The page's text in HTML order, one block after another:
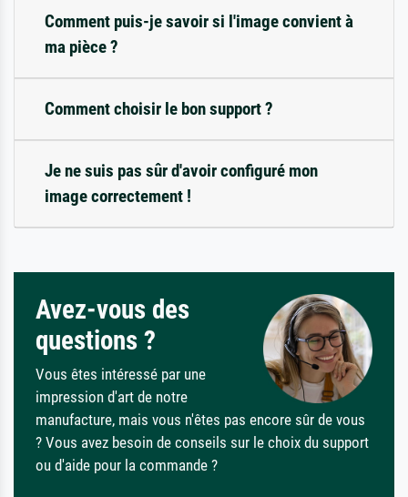
Comment puis-je savoir si l'image convient à
ma pièce ?
Comment choisir le bon support ?
Je ne suis pas sûr d'avoir configuré mon
image correctement !
Avez-vous des
questions ?
Vous êtes intéressé par une
impression d'art de notre
manufacture, mais vous n'êtes pas encore sûr de vous
? Vous avez besoin de conseils sur le choix du support
ou d'aide pour la commande ?